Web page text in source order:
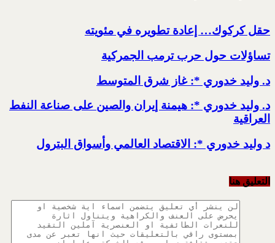
حقل كركوك… إعادة تطويره في مئويته
تساؤلات حول حرب ترمب الجمركية
د. وليد خدوري *: غاز شرق المتوسط
د. وليد خدوري *: هيمنة إيران والصين على صناعة النفط
العراقية
د وليد خدوري *: الاقتصاد العالمي وأسواق البترول
التعليق هنا